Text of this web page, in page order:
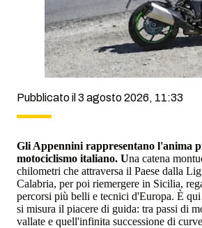
Pubblicato il 3 agosto 2026, 11:33
Gli Appennini rappresentano l'anima
motociclismo italiano. Una catena
chilometri che attraversa il Paese dalla
Calabria, per poi riemergere in Sicilia,
percorsi più belli e tecnici d'Europa. È
si misura il piacere di guida: tra passi di
vallate e quell'infinita successione di